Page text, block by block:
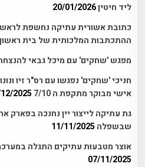
ליד חיטין20/01/2026
כתובת אשורית עתיקה נחשפת
ההתכתבות המלכותית של בית ראשון
מפגש 'שחקים' עם מיכל גבאי
חניכי 'שחקים' נפגשו עם רס"ר זיו
אישי מבוקר מתקפת ה 7/10
2025
גת עתיקה לייצור יין נחנכה בפארק
שבשפלה 11/11/2025
אוצר מטבעות עתיקים התגלה
07/11/2025